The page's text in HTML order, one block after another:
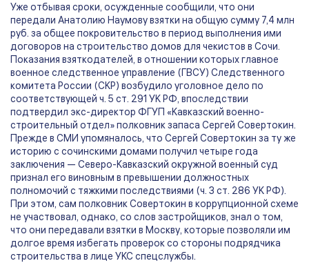
Уже отбывая сроки, осужденные сообщили, что они
передали Анатолию Наумову взятки на общую сумму 7,4 млн
руб. за общее покровительство в период выполнения ими
договоров на строительство домов для чекистов в Сочи.
Показания взяткодателей, в отношении которых главное
военное следственное управление (ГВСУ) Следственного
комитета России (СКР) возбудило уголовное дело по
соответствующей ч. 5 ст. 291 УК РФ, впоследствии
подтвердил экс-директор ФГУП «Кавказский военно-
строительный отдел» полковник запаса Сергей Совертокин.
Прежде в СМИ упомяналось, что Сергей Совертокин за ту же
историю с сочинскими домами получил четыре года
заключения — Северо-Кавказский окружной военный суд
признал его виновным в превышении должностных
полномочий с тяжкими последствиями (ч. 3 ст. 286 УК РФ).
При этом, сам полковник Совертокин в коррупционной схеме
не участвовал, однако, со слов застройщиков, знал о том,
что они передавали взятки в Москву, которые позволяли им
долгое время избегать проверок со стороны подрядчика
строительства в лице УКС спецслужбы.